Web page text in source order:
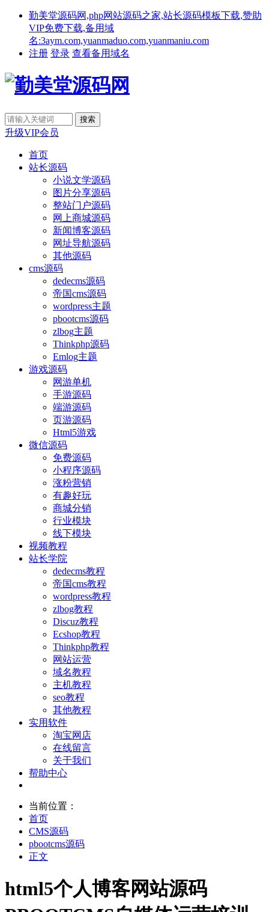
勤美堂源码网,php网站源码之家,站长源码模板下载,赞助
VIP免费下载,备用域
名:3aym.com,yuanmaduo.com,yuanmaniu.com
注册 登录 查看备用域名
升级VIP会员
首页
站长源码
小说文学源码
图片分享源码
整站门户源码
网上商城源码
新闻博客源码
网址导航源码
其他源码
cms源码
dedecms源码
帝国cms源码
wordpress主题
pbootcms源码
zlbog主题
Thinkphp源码
Emlog主题
游戏源码
网游单机
手游源码
端游源码
页游源码
Html5游戏
微信源码
免费源码
小程序源码
涨粉营销
有趣好玩
商城分销
行业模块
线下模块
视频教程
站长学院
dedecms教程
帝国cms教程
wordpress教程
zlbog教程
Discuz教程
Ecshop教程
Thinkphp教程
网站运营
域名教程
主机教程
seo教程
其他教程
实用软件
淘宝网店
在线留言
关于我们
帮助中心
当前位置：
首页
CMS源码
pbootcms源码
正文
html5个人博客网站源码